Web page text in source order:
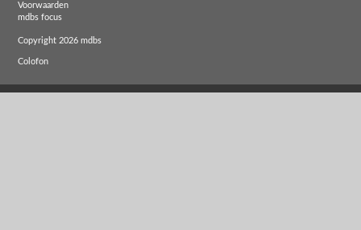
Voorwaarden
mdbs focus
Copyright 2026 mdbs
Colofon